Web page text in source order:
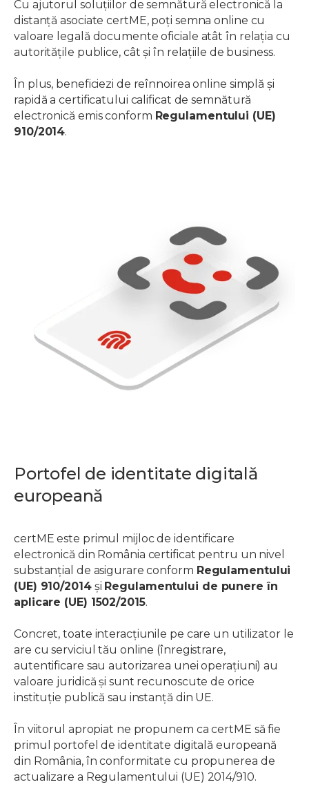
Cu ajutorul soluțiilor de semnătură electronică la
distanță asociate certME, poți semna online cu
valoare legală documente oficiale atât în relația cu
autoritățile publice, cât și în relațiile de business.
În plus, beneficiezi de reînnoirea online simplă și
rapidă a certificatului calificat de semnătură
electronică emis conform Regulamentului (UE)
910/2014.
Portofel de identitate digitală
europeană
certME este primul mijloc de identificare
electronică din România certificat pentru un nivel
substanțial de asigurare conform Regulamentului
(UE) 910/2014și Regulamentului de punere în
aplicare (UE) 1502/2015.
Concret, toate interacțiunile pe care un utilizator le
are cu serviciul tău online (înregistrare,
autentificare sau autorizarea unei operațiuni) au
valoare juridică și sunt recunoscute de orice
instituție publică sau instanță din UE.
În viitorul apropiat ne propunem ca certME să fie
primul portofel de identitate digitală europeană
din România, în conformitate cu propunerea de
actualizare a Regulamentului (UE) 2014/910.